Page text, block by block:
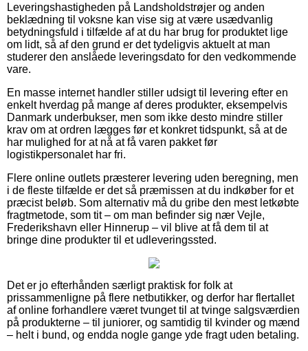
Leveringshastigheden på Landsholdstrøjer og anden
beklædning til voksne kan vise sig at være usædvanlig
betydningsfuld i tilfælde af at du har brug for produktet lige
om lidt, så af den grund er det tydeligvis aktuelt at man
studerer den anslåede leveringsdato for den vedkommende
vare.
En masse internet handler stiller udsigt til levering efter en
enkelt hverdag på mange af deres produkter, eksempelvis
Danmark underbukser, men som ikke desto mindre stiller
krav om at ordren lægges før et konkret tidspunkt, så at de
har mulighed for at nå at få varen pakket før
logistikpersonalet har fri.
Flere online outlets præsterer levering uden beregning, men
i de fleste tilfælde er det så præmissen at du indkøber for et
præcist beløb. Som alternativ må du gribe den mest letkøbte
fragtmetode, som tit – om man befinder sig nær Vejle,
Frederikshavn eller Hinnerup – vil blive at få dem til at
bringe dine produkter til et udleveringssted.
Det er jo efterhånden særligt praktisk for folk at
prissammenligne på flere netbutikker, og derfor har flertallet
af online forhandlere været tvunget til at tvinge salgsværdien
på produkterne – til juniorer, og samtidig til kvinder og mænd
– helt i bund, og endda nogle gange yde fragt uden betaling.